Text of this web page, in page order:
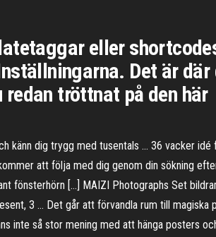
eller
Det är där
tröttnat på den här
känn dig trygg med tusentals … 36 vacker idé
att följa med dig genom din sökning
fönsterhörn […] MAIZI Photographs Set
3 … Det går att förvandla rum till magiska
inte så stor mening med att hänga posters